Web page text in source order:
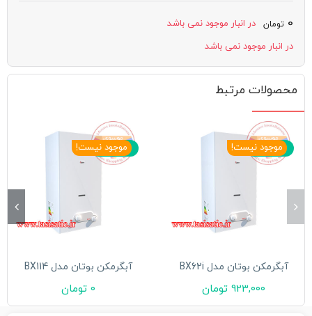
0 تومان
در انبار موجود نمی باشد
در انبار موجود نمی باشد
محصولات مرتبط
بزودی ...
موجود نیست!
آبگرمکن بوتان مدل BX62i
923,000 تومان
بزودی ...
موجود نیست!
آبگرمکن بوتان مدل BX114
0 تومان